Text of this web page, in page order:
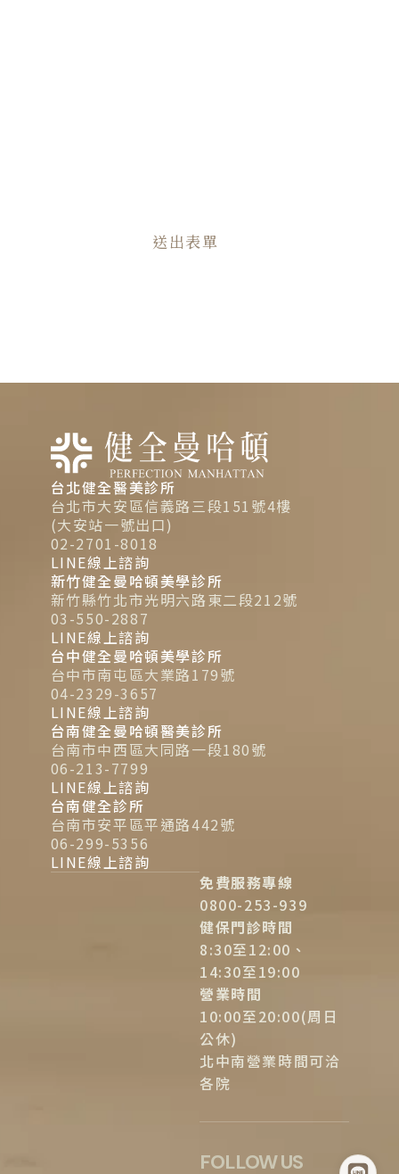
送出表單
台北健全醫美診所
台北市大安區信義路三段151號4樓
(大安站一號出口)
02-2701-8018
LINE線上諮詢
新竹健全曼哈頓美學診所
新竹縣竹北市光明六路東二段212號
03-550-2887
LINE線上諮詢
台中健全曼哈頓美學診所
台中市南屯區大業路179號
04-2329-3657
LINE線上諮詢
台南健全曼哈頓醫美診所
台南市中西區大同路一段180號
06-213-7799
LINE線上諮詢
台南健全診所
台南市安平區平通路442號
06-299-5356
LINE線上諮詢
免費服務專線
0800-253-939
健保門診時間
8:30至12:00、
14:30至19:00
營業時間
10:00至20:00(周日
公休)
北中南營業時間可洽
各院
FOLLOW US